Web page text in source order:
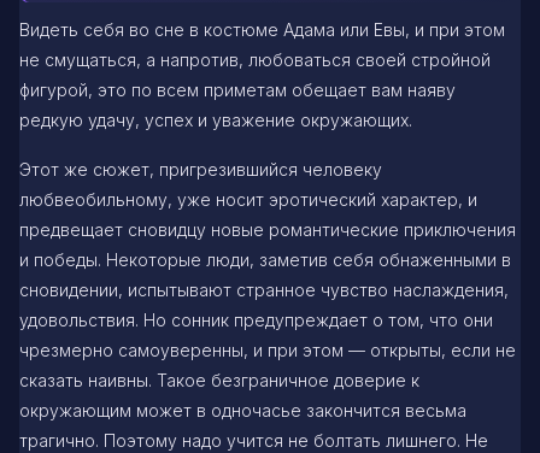
Видеть себя во сне в костюме Адама или Евы, и при этом
не смущаться, а напротив, любоваться своей стройной
фигурой, это по всем приметам обещает вам наяву
редкую удачу, успех и уважение окружающих.
Этот же сюжет, пригрезившийся человеку
любвеобильному, уже носит эротический характер, и
предвещает сновидцу новые романтические приключения
и победы. Некоторые люди, заметив себя обнаженными в
сновидении, испытывают странное чувство наслаждения,
удовольствия. Но сонник предупреждает о том, что они
чрезмерно самоуверенны, и при этом — открыты, если не
сказать наивны. Такое безграничное доверие к
окружающим может в одночасье закончится весьма
трагично. Поэтому надо учится не болтать лишнего. Не